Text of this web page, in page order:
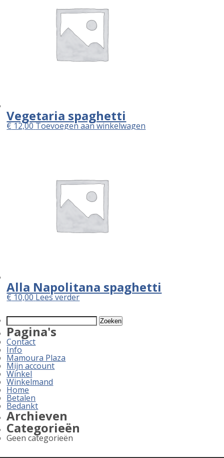
Vegetaria spaghetti
€12,00Toevoegen aan winkelwagen
Alla Napolitana spaghetti
€10,00Lees verder
Zoeken
naar:
Pagina's
Contact
Info
Mamoura Plaza
Mijn account
Winkel
Winkelmand
Home
Betalen
Bedankt
Archieven
Categorieën
Geen categorieën